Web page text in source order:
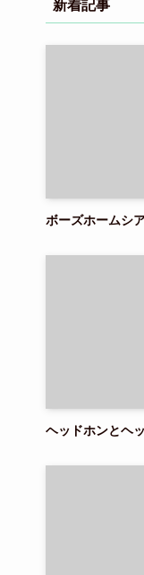
新着記事
ボーズホームシ
ヘッドホンとヘ